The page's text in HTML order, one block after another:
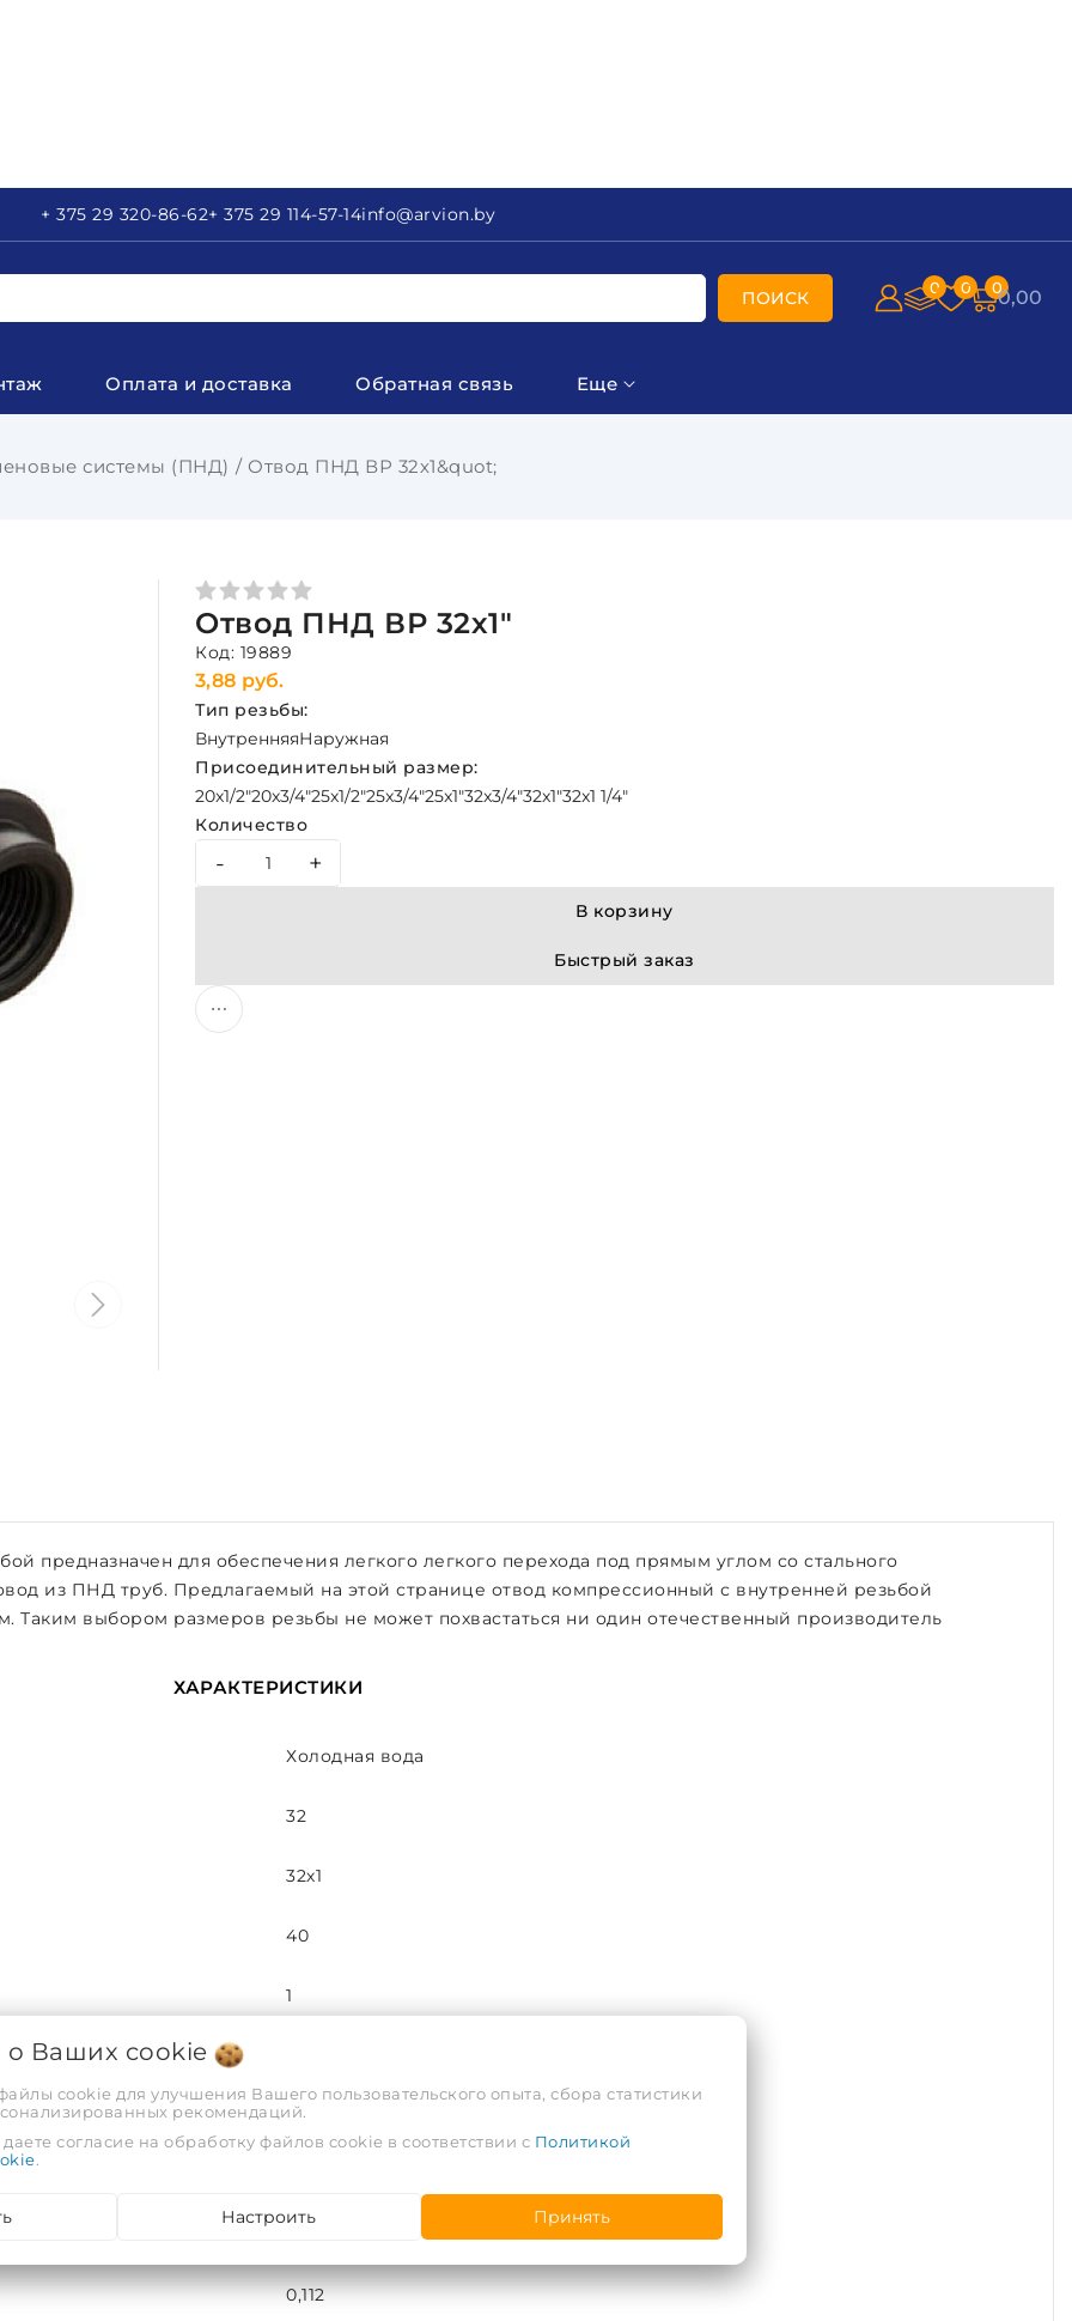
+ 375 29 320-86-62+ 375 29 114-57-14info@arvion.by
ПОИСК 0 0 00,00
Оплата и доставка Обратная связь Еще
системы (ПНД) Отвод ПНД ВР 32х1&quot;
Отвод ПНД ВР 32х1"
Код: 19889
3,88 руб.
Тип резьбы:
ВнутренняяНаружная
Присоединительный размер:
20x1/2"20x3/4"25x1/2"25x3/4"25x1"32x3/4"32x1"32x1 1/4"
Количество
- +
В корзину
Быстрый заказ
предназначен для обеспечения легкого легкого перехода под прямым углом со стального
из ПНД труб. Предлагаемый на этой странице отвод компрессионный с внутренней резьбой
Таким выбором размеров резьбы не может похвастаться ни один отечественный производитель
ХАРАКТЕРИСТИКИ
Холодная вода
32
32х1
40
1
Внутренняя
0,112
о Ваших cookie
cookie для улучшения Вашего пользовательского опыта, сбора статистики
рекомендаций.
согласие на обработку файлов cookie в соответствии с Политикой
.
Настроить Принять